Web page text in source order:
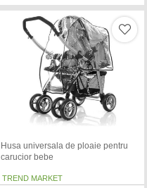
Husa universala de ploaie pentru
carucior bebe
TREND MARKET